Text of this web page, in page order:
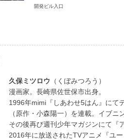
開発ビル入口
久保ミツロウ （くぼみつろう）
漫画家。長崎県佐世保市出身。
1996年mimi『しあわせ5はん』にて
（原作・小森陽一）を連載。イブ
その後再び週刊少年マガジンにて『
2016年に放送されたTVアニメ『ユ